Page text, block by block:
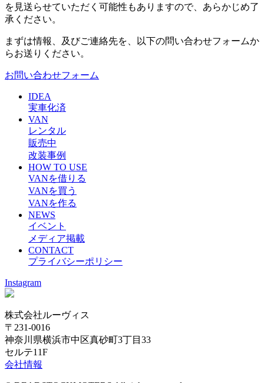
を見送らせていただく可能性もありますので、あらかじめ了
承ください。
まずは情報、及びご連絡先を、以下の問い合わせフォームか
らお送りください。
お問い合わせフォーム
IDEA
実車化済
VAN
レンタル
販売中
改装事例
HOW TO USE
VANを借りる
VANを買う
VANを作る
NEWS
イベント
メディア掲載
CONTACT
プライバシーポリシー
Instagram
株式会社ルーヴィス
〒231-0016
神奈川県横浜市中区真砂町3丁目33
セルテ11F
会社情報